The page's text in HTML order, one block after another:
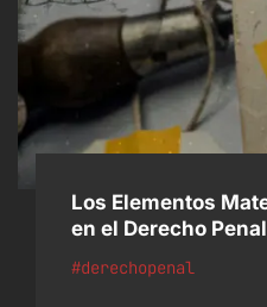
Los Elementos
en el Derecho
#derechopenal